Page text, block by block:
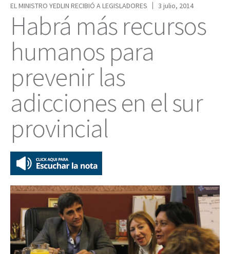
EL MINISTRO YEDLIN RECIBIÓ A LEGISLADORES
3 julio, 2014
Habrá más recursos
humanos para
prevenir las
adicciones en el sur
provincial